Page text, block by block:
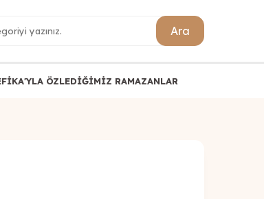
Ara
ÖZLEDİĞİMİZ RAMAZANLAR